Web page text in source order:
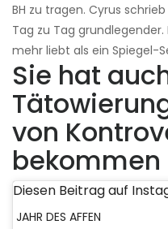
BH zu tragen. Cyrus
Tag zu Tag grundlegender.
mehr liebt als ein Spiegel-
Sie hat
von
bekommen
Diesen Beitrag auf
JAHR DES AFFEN